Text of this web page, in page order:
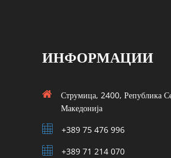
ИНФОРМАЦИИ
Струмица, 2400, Република
Македонија
+389 75 476 996
+389 71 214 070